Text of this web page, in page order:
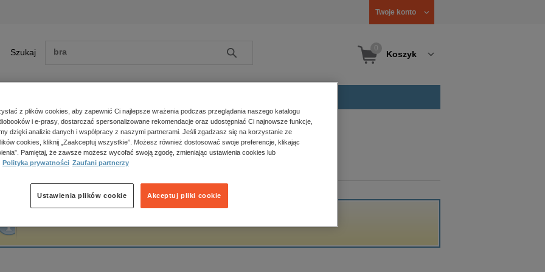
Twoje konto
Szukaj Szukaj Koszyk
Zobacz wszystkie E-prasa
polityka, społeczno-informacyjne
psychologiczne
popularno-naukowe
historia
główna Evžen Boček
Boček
z plików cookies, aby zapewnić Ci najlepsze wrażenia podczas przeglądania naszego katalogu
i e-prasy, dostarczać spersonalizowane rekomendacje oraz udostępniać Ci najnowsze funkcje,
dzięki analizie danych i współpracy z naszymi partnerami. Jeśli zgadzasz się na korzystanie ze
cookies, kliknij „Zaakceptuj wszystkie”. Możesz również dostosować swoje preferencje, klikając
Pamiętaj, że zawsze możesz wycofać swoją zgodę, zmieniając ustawienia cookies lub
Polityka prywatności Zaufani partnerzy
Akceptuj pliki cookie
Ustawienia plików cookie